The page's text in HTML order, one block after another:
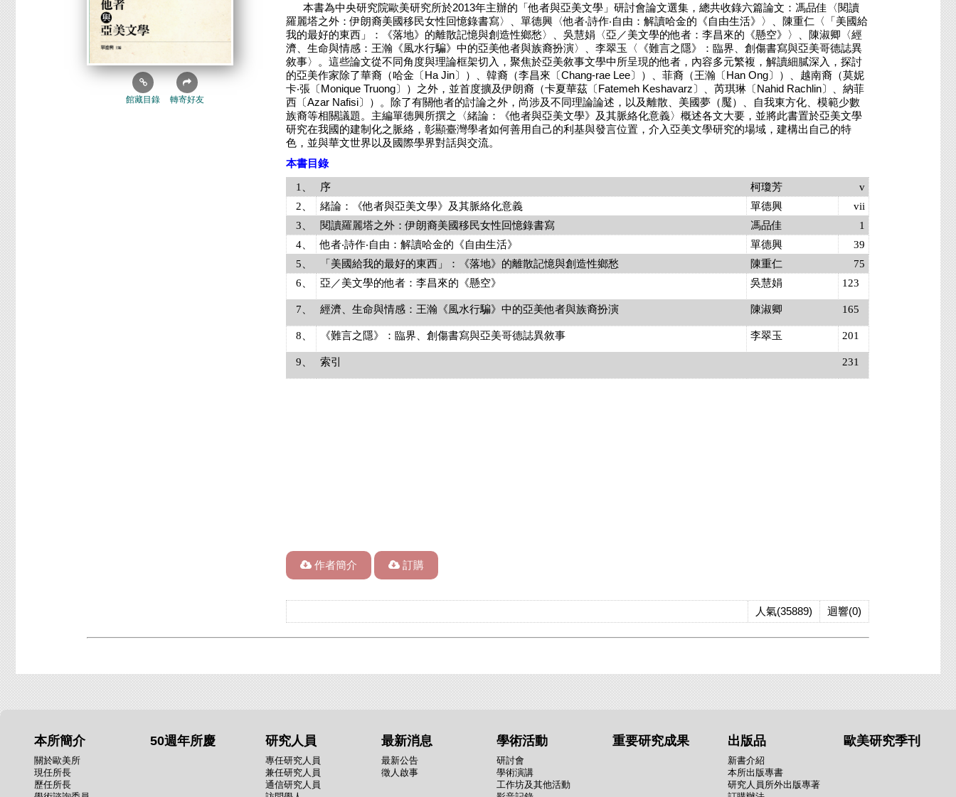
館藏目錄 轉寄好友
本書為中央研究院歐美研究所於2013年主辦的「他者與亞美文學」研討會論文選集，總共收錄六篇論文：馮品佳〈閱讀
羅麗塔之外：伊朗裔美國移民女性回憶錄書寫〉、單德興〈他者‧詩作‧自由：解讀哈金的《自由生活》〉、陳重仁〈「美國給
我的最好的東西」：《落地》的離散記憶與創造性鄉愁〉、吳慧娟〈亞／美文學的他者：李昌來的《懸空》〉、陳淑卿〈經
濟、生命與情感：王瀚《風水行騙》中的亞美他者與族裔扮演〉、李翠玉〈《難言之隱》：臨界、創傷書寫與亞美哥德誌異
敘事〉。這些論文從不同角度與理論框架切入，聚焦於亞美敘事文學中所呈現的他者，內容多元繁複，解讀細膩深入，探討
的亞美作家除了華裔（哈金〔Ha Jin〕）、韓裔（李昌來〔Chang-rae Lee〕）、菲裔（王瀚〔Han Ong〕）、越南裔（莫妮
卡‧張〔Monique Truong〕）之外，並首度擴及伊朗裔（卡夏華茲〔Fatemeh Keshavarz〕、芮琪琳〔Nahid Rachlin〕、納菲
西〔Azar Nafisi〕）。除了有關他者的討論之外，尚涉及不同理論論述，以及離散、美國夢（魘）、自我東方化、模範少數
族裔等相關議題。主編單德興所撰之〈緒論：《他者與亞美文學》及其脈絡化意義〉概述各文大要，並將此書置於亞美文學
研究在我國的建制化之脈絡，彰顯臺灣學者如何善用自己的利基與發言位置，介入亞美文學研究的場域，建構出自己的特
色，並與華文世界以及國際學界對話與交流。
本書目錄
1、 序 柯瓊芳
v
2、
緒論：《他者與亞美文學》及其脈絡化意義 單德興
vii
3、
閱讀羅麗塔之外：伊朗裔美國移民女性回憶錄書寫 馮品佳
1
4、
他者‧詩作‧自由：解讀哈金的《自由生活》 單德興
39
5、
「美國給我的最好的東西」：《落地》的離散記憶與創造性鄉愁 陳重仁
75
6、
亞／美文學的他者：李昌來的《懸空》 吳慧娟 123
7、 經濟、生命與情感：王瀚《風水行騙》中的亞美他者與族裔扮演 陳淑卿 165
8、 《難言之隱》：臨界、創傷書寫與亞美哥德誌異敘事 李翠玉 201
9、 索引 231
作者簡介 訂購
迴響(0)
人氣(35889)
本所簡介
關於歐美所
現任所長
歷任所長
50週年所慶 研究人員
專任研究人員
兼任研究人員
通信研究人員
最新消息
最新公告
徵人啟事
學術活動
研討會
學術演講
工作坊及其他活動
重要研究成果 出版品
新書介紹
本所出版專書
研究人員所外出版專著
歐美研究季刊